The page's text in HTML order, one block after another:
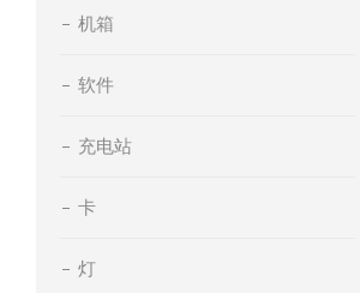
机箱
软件
充电站
卡
灯